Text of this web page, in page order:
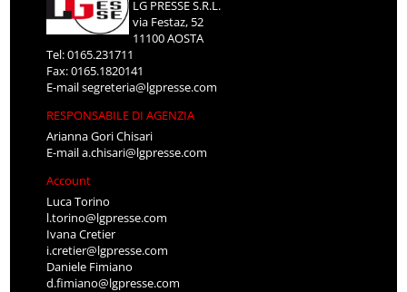
LG PRESSE S.R.L.
via Festaz, 52
11100 AOSTA
Tel: 0165.231711
Fax: 0165.1820141
E-mailsegreteria@lgpresse.com
RESPONSABILE DI AGENZIA
Arianna Gori Chisari
E-maila.chisari@lgpresse.com
Account
Luca Torino
l.torino@lgpresse.com
Ivana Cretier
i.cretier@lgpresse.com
Daniele Fimiano
d.fimiano@lgpresse.com